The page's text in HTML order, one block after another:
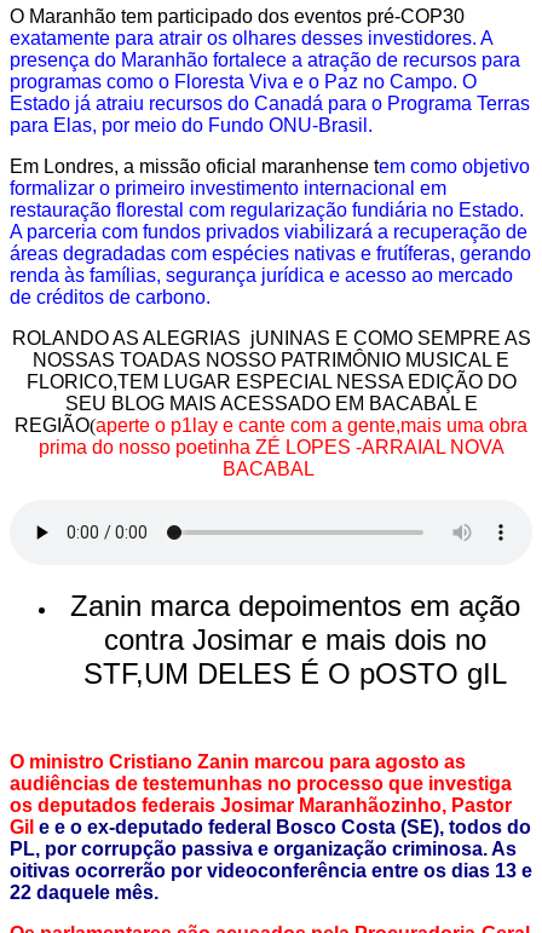
O Maranhão tem participado dos eventos pré-COP30
exatamente para atrair os olhares desses investidores. A
presença do Maranhão fortalece a atração de recursos para
programas como o Floresta Viva e o Paz no Campo. O
Estado já atraiu recursos do Canadá para o Programa Terras
para Elas, por meio do Fundo ONU-Brasil.
Em Londres, a missão oficial maranhense tem como objetivo
formalizar o primeiro investimento internacional em
restauração florestal com regularização fundiária no Estado.
A parceria com fundos privados viabilizará a recuperação de
áreas degradadas com espécies nativas e frutíferas, gerando
renda às famílias, segurança jurídica e acesso ao mercado
de créditos de carbono.
ROLANDO AS ALEGRIAS jUNINAS E COMO SEMPRE AS
NOSSAS TOADAS NOSSO PATRIMÔNIO MUSICAL E
FLORICO,TEM LUGAR ESPECIAL NESSA EDIÇÃO DO
SEU BLOG MAIS ACESSADO EM BACABAL E
REGIÃO(aperte o p1lay e cante com a gente,mais uma obra
prima do nosso poetinha ZÉ LOPES -ARRAIAL NOVA
BACABAL
Zanin marca depoimentos em ação
contra Josimar e mais dois no
STF,UM DELES É O pOSTO gIL
O ministro Cristiano Zanin marcou para agosto as
audiências de testemunhas no processo que investiga
os deputados federais Josimar Maranhãozinho, Pastor
Gil e e o ex-deputado federal Bosco Costa (SE), todos do
PL, por corrupção passiva e organização criminosa. As
oitivas ocorrerão por videoconferência entre os dias 13 e
22 daquele mês.